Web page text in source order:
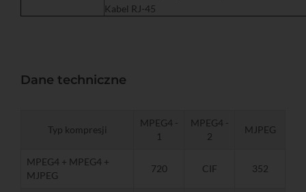
Kabel RJ-45
Dane techniczne
Typ kompresji
MPEG4 -
1
MPEG4 -
2
MJPEG
MPEG4 + MPEG4 +
MJPEG
720 CIF 352